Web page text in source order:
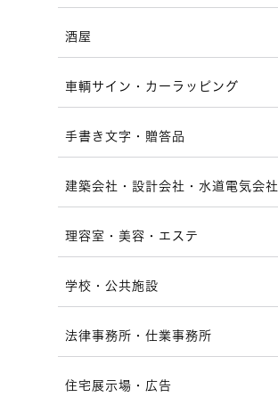
酒屋
車輌サイン・カーラッピング
手書き文字・贈答品
建築会社・設計会社・水道電気会社
理容室・美容・エステ
学校・公共施設
法律事務所・仕業事務所
住宅展示場・広告